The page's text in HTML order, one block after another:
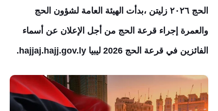
الحج ٢٠٢٦ زليتن ،بدأت الهيئة العامة لشؤون الحج
والعمرة إجراء قرعة الحج من أجل الإعلان عن أسماء
الفائزين في قرعة الحج 2026 ليبيا hajjaj.hajj.gov.ly.